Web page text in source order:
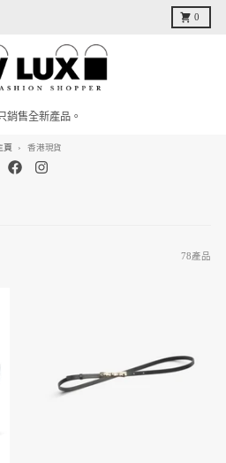
0
購物車
銷售全新產品。
頁 香港現貨
78產品